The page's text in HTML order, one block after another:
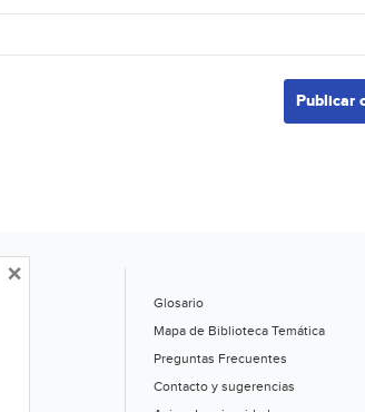
Glosario
Mapa de Biblioteca Temática
Preguntas Frecuentes
Contacto y sugerencias
×